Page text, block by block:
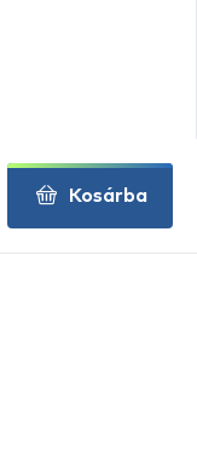
Kosárba